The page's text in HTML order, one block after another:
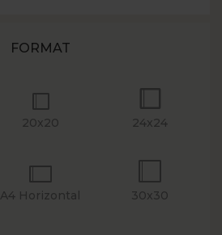
FORMAT
20x20 24x24
A4 Horizontal 30x30